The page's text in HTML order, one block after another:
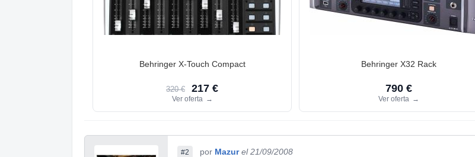
Behringer X-Touch Compact
320 € 217 €
Ver oferta →
Behringer X32 Rack
790 €
Ver oferta →
#2 por Mazur el 21/09/2008